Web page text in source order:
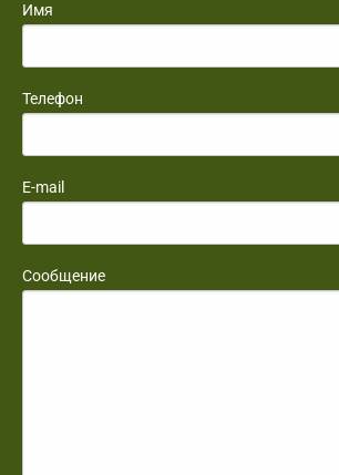
Имя
Телефон
E-mail
Сообщение